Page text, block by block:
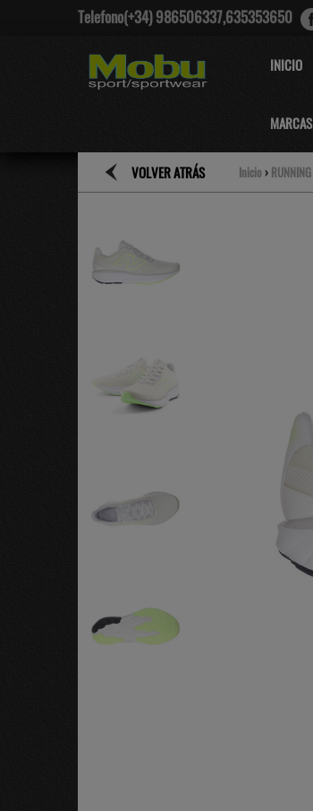
Telefono(+34) 986506337,635353650
INICIO
MARCAS
VOLVER ATRÁS Inicio › RUNNING